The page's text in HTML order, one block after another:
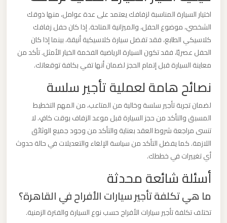
اختيار السيارة المناسبة لزفافك يعتمد على عدة عوامل، منها ذوقك
الشخصي، موضوع الحفل، والميزانية المتاحة. إذا كان حفل زفافك
كلاسيكي الطابع، فقد تفضل سيارة كلاسيكية أنيقة، بينما إذا كان
الحفل عصريًا، فقد تكون السيارة الرياضية الفخمة الخيار الأمثل. تأكد من
معاينة السيارة قبل إتمام الحجز لضمان أنها تفي بكافة توقعاتك.
نصائح هامة لعملية تأجير سلسة
لضمان تجربة تأجير سلسة وخالية من المتاعب، من المهم التخطيط
المسبق والتأكد من حجز السيارة قبل موعد الزفاف بوقت كافٍ. لا
تنسى مراجعة شروط العقد بعناية والتأكد من وجود جميع الوثائق
اللازمة. كما يفضل التأكد من سياسة الإلغاء والتعديلات في حالة حدوث
أي تغييرات في خططك.
أسئلة شائعة محدثة
ما هي تكلفة تأجير سيارات الأفراح في القاهرة؟
تختلف تكلفة تأجير سيارات الأفراح حسب نوع السيارة والفترة الزمنية.
الدولي
ليموزين
مطار
العرب
الاسكندرية
ليموزين
مطار
العرب
اسكندرية
ليموزين